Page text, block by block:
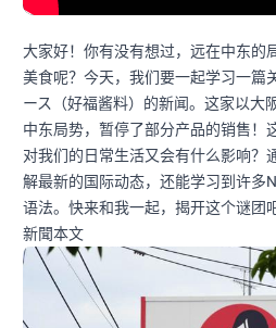
大家好！你有没有想过，远在中东的
美食呢？今天，我们要一起学习一篇
ース（好福酱料）的新闻。这家以大
中东局势，暂停了部分产品的销售！
对我们的日常生活又会有什么影响？
解最新的国际动态，还能学习到许多
语法。快来和我一起，揭开这个谜团吧
新聞本文